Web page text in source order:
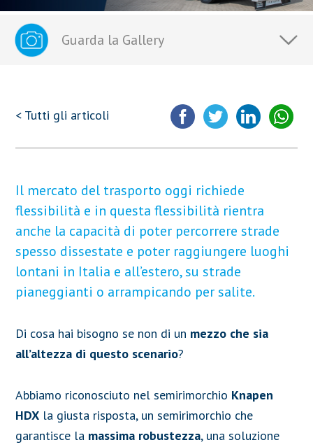
Guarda la Gallery
< Tutti gli articoli
Il mercato del trasporto oggi richiede
flessibilità e in questa flessibilità rientra
anche la capacità di poter percorrere strade
spesso dissestate e poter raggiungere luoghi
lontani in Italia e all’estero, su strade
pianeggianti o arrampicando per salite.
Di cosa hai bisogno se non di un mezzo che sia
all’altezza di questo scenario?
Abbiamo riconosciuto nel semirimorchio Knapen
HDX la giusta risposta, un semirimorchio che
garantisce la massima robustezza, una soluzione